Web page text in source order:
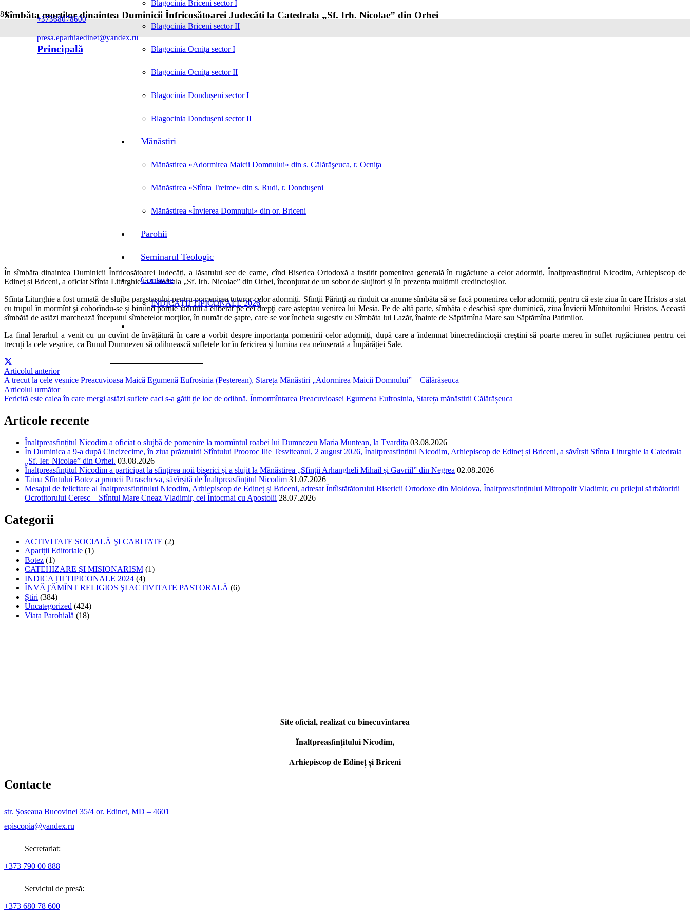
+37368078600
presa.eparhiaedinet@yandex.ru
Principală
Blagocinia Briceni sector I
Blagocinia Briceni sector II
Blagocinia Ocnița sector I
Blagocinia Ocnița sector II
Blagocinia Dondușeni sector I
Blagocinia Dondușeni sector II
Mănăstiri
Mănăstirea «Adormirea Maicii Domnului» din s. Călărăşeuca, r. Ocniţa
Mănăstirea «Sfînta Treime» din s. Rudi, r. Donduşeni
Mănăstirea «Învierea Domnului» din or. Briceni
Parohii
Seminarul Teologic
Contacte
INDICAȚII TIPICONALE 2026
Sîmbăta morților dinaintea Duminicii Înfricoșătoarei Judecăți la Catedrala „Sf. Irh. Nicolae” din Orhei
În sîmbăta dinaintea Duminicii Înfricoșătoarei Judecăți, a lăsatului sec de carne, cînd Biserica Ortodoxă a institit pomenirea generală în rugăciune a celor adormiți, Înaltpreasfințitul Nicodim, Arhiepiscop de
Edineț și Briceni, a oficiat Sfînta Liturghie la Catedrala „Sf. Irh. Nicolae” din Orhei, înconjurat de un sobor de slujitori și în prezența mulțimii credincioșilor.
Sfînta Liturghie a fost urmată de slujba parastasului pentru pomenirea tuturor celor adormiți. Sfinţii Părinţi au rînduit ca anume sîmbăta să se facă pomenirea celor adormiţi, pentru că este ziua în care Hristos a stat
cu trupul în mormînt şi coborîndu-se și biruind porțile iadului a eliberat pe cei drepţi care așteptau venirea lui Mesia. Pe de altă parte, sîmbăta e deschisă spre duminică, ziua Învierii Mîntuitorului Hristos. Această
sîmbătă de astăzi marchează începutul sîmbetelor morţilor, în număr de şapte, care se vor încheia sugestiv cu Sîmbăta lui Lazăr, înainte de Săptămîna Mare sau Săptămîna Patimilor.
La final Ierarhul a venit cu un cuvînt de învățătură în care a vorbit despre importanța pomenirii celor adormiți, după care a îndemnat binecredincioșii creștini să poarte mereu în suflet rugăciunea pentru cei
trecuți la cele veșnice, ca Bunul Dumnezeu să odihnească sufletele lor în fericirea și lumina cea neînserată a Împărăției Sale.
Articolul anterior
A trecut la cele veșnice Preacuvioasa Maică Egumenă Eufrosinia (Peșterean), Stareța Mănăstiri „Adormirea Maicii Domnului” – Călărășeuca
Articolul următor
Fericită este calea în care mergi astăzi suflete caci s-a gătit ție loc de odihnă. Înmormîntarea Preacuvioasei Egumena Eufrosinia, Stareța mănăstirii Călărășeuca
Articole recente
Înaltpreasfințitul Nicodim a oficiat o slujbă de pomenire la mormîntul roabei lui Dumnezeu Maria Muntean, la Tvardița 03.08.2026
În Duminica a 9-a după Cincizecime, în ziua prăznuirii Sfîntului Prooroc Ilie Tesviteanul, 2 august 2026, Înaltpreasfințitul Nicodim, Arhiepiscop de Edineț și Briceni, a săvîrșit Sfînta Liturghie la Catedrala
„Sf. Ier. Nicolae” din Orhei. 03.08.2026
Înaltpreasfințitul Nicodim a participat la sfințirea noii biserici și a slujit la Mănăstirea „Sfinții Arhangheli Mihail și Gavriil” din Negrea 02.08.2026
Taina Sfîntului Botez a pruncii Parascheva, săvîrșită de Înaltpreasfințitul Nicodim 31.07.2026
Mesajul de felicitare al Înaltpreasfințitului Nicodim, Arhiepiscop de Edineț și Briceni, adresat Întîistătătorului Bisericii Ortodoxe din Moldova, Înaltpreasfințitului Mitropolit Vladimir, cu prilejul sărbătoririi
Ocrotitorului Ceresc – Sfîntul Mare Cneaz Vladimir, cel Întocmai cu Apostolii 28.07.2026
Categorii
ACTIVITATE SOCIALĂ ŞI CARITATE (2)
Apariții Editoriale (1)
Botez (1)
CATEHIZARE ŞI MISIONARISM (1)
INDICAȚII TIPICONALE 2024 (4)
ÎNVĂŢĂMÎNT RELIGIOS ŞI ACTIVITATE PASTORALĂ (6)
Știri (384)
Uncategorized (424)
Viața Parohială (18)
Site oficial, realizat cu binecuvîntarea
Înaltpreasfințitului Nicodim,
Arhiepiscop de Edineţ şi Briceni
Contacte
str. Șoseaua Bucovinei 35/4 or. Edinet, MD – 4601
episcopia@yandex.ru
Secretariat:
+373 790 00 888
Serviciul de presă:
+373 680 78 600